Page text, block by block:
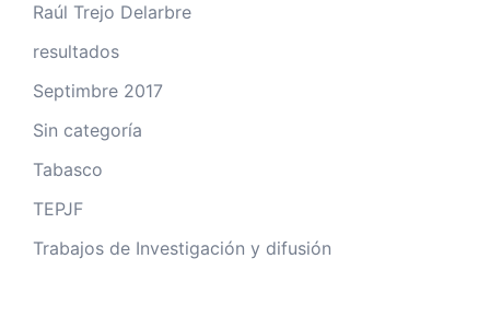
Raúl Trejo Delarbre
resultados
Septimbre 2017
Sin categoría
Tabasco
TEPJF
Trabajos de Investigación y difusión